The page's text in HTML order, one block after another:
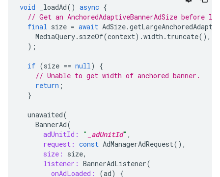
void _loadAd() async {
// Get an AnchoredAdaptiveBannerAdSize before
final size = await AdSize.
MediaQuery. sizeOf(context).width . truncate(),
);
if (size == null)
{
// Unable to get width of anchored banner.
return ;
}
unawaited(
BannerAd(
adUnitId:
" _adUnitId" ,
request: const AdManagerAdRequest(),
size:
size,
listener: BannerAdListener(
onAdLoaded:
(ad)
{